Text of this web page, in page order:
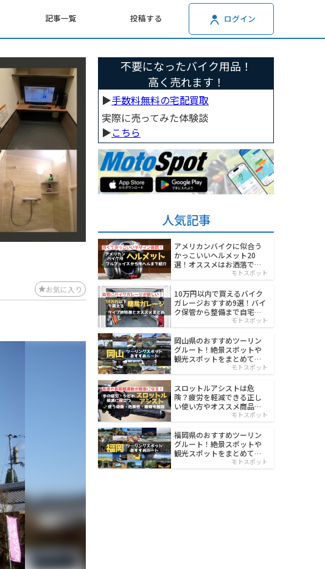
記事一覧 投稿する ログイン
お気に入り
不要になったバイク用品！
高く売れます！
▶︎手数料無料の宅配買取
実際に売ってみた体験談
▶︎こちら
人気記事
アメリカンバイクに似合う
かっこいいヘルメット20
選！オススメはお洒落でワ
モトスポット
10万円以内で買えるバイク
ガレージおすすめ9選！バイ
ク保管から整備まで自宅で
モトスポット
岡山県のおすすめツーリン
グルート！絶景スポットや
観光スポットをまとめて紹
モトスポット
スロットルアシストは危
険？疲労を軽減できる正し
い使い方やオススメ商品を
モトスポット
福岡県のおすすめツーリン
グルート！絶景スポットや
観光スポットをまとめて紹
モトスポット